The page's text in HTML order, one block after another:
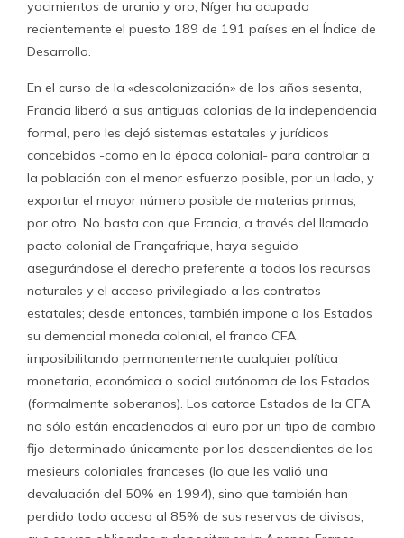
yacimientos de uranio y oro, Níger ha ocupado
recientemente el puesto 189 de 191 países en el Índice de
Desarrollo.
En el curso de la «descolonización» de los años sesenta,
Francia liberó a sus antiguas colonias de la independencia
formal, pero les dejó sistemas estatales y jurídicos
concebidos -como en la época colonial- para controlar a
la población con el menor esfuerzo posible, por un lado, y
exportar el mayor número posible de materias primas,
por otro. No basta con que Francia, a través del llamado
pacto colonial de Françafrique, haya seguido
asegurándose el derecho preferente a todos los recursos
naturales y el acceso privilegiado a los contratos
estatales; desde entonces, también impone a los Estados
su demencial moneda colonial, el franco CFA,
imposibilitando permanentemente cualquier política
monetaria, económica o social autónoma de los Estados
(formalmente soberanos). Los catorce Estados de la CFA
no sólo están encadenados al euro por un tipo de cambio
fijo determinado únicamente por los descendientes de los
mesieurs coloniales franceses (lo que les valió una
devaluación del 50% en 1994), sino que también han
perdido todo acceso al 85% de sus reservas de divisas,